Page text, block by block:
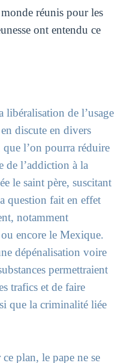
réunis pour les
ont entendu ce
libéralisation de l’usage
discute en divers
l’on pourra réduire
de l’addiction à la
le saint père, suscitant
question fait en effet
notamment
encore le Mexique.
dépénalisation voire
permettraient
trafics et de faire
que la criminalité liée
plan, le pape ne se